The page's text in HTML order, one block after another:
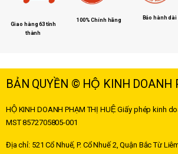
Giao hàng 63 tỉnh
thành
100% Chính hãng Bảo hành dài
BẢN QUYỀN © HỘ KINH DOANH
HỘ KINH DOANH PHẠM THỊ HUỆGiấy phép kinh
MST8572705805-001
Địa chỉ: 521 Cổ Nhuế, P. Cổ Nhuế 2, Quận Bắc Từ